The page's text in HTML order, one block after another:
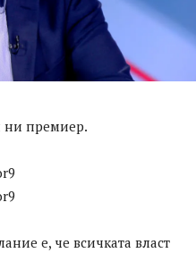
ни премиер.
е, че всичката власт